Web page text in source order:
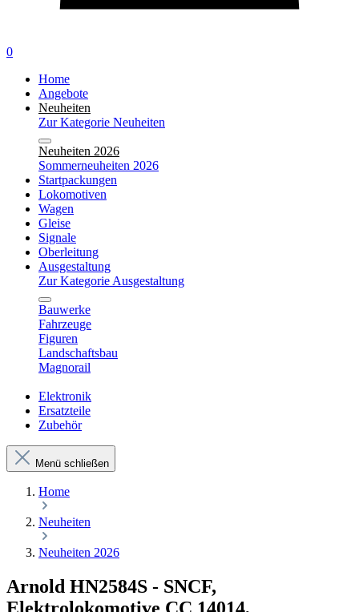
0
Home
Angebote
Neuheiten
Zur Kategorie Neuheiten
Neuheiten 2026
Sommerneuheiten 2026
Startpackungen
Lokomotiven
Wagen
Gleise
Signale
Oberleitung
Ausgestaltung
Zur Kategorie Ausgestaltung
Bauwerke
Fahrzeuge
Figuren
Landschaftsbau
Magnorail
Elektronik
Ersatzteile
Zubehör
Menü schließen
Home
Neuheiten
Neuheiten 2026
Arnold HN2584S - SNCF,